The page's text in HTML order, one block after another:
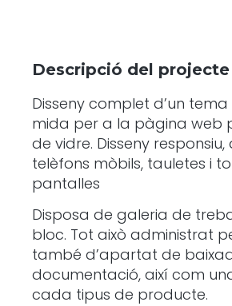
Descripció del projecte
Disseny complet d’un
mida per a la pàgina web
de vidre. Disseny
telèfons mòbils, tauletes i
pantalles
Disposa de galeria de
bloc. Tot això administrat
també d’apartat de
documentació, així com
cada tipus de producte.